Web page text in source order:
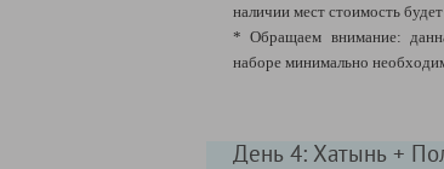
наличии мест стоимость
* Обращаем внимание:
наборе минимально
День 4: Хатынь +